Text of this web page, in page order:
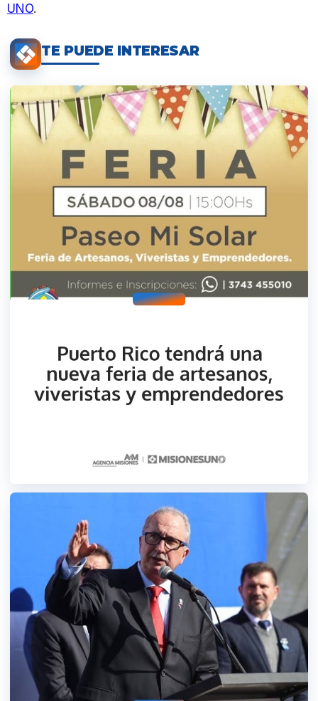
UNO.
TE PUEDE INTERESAR